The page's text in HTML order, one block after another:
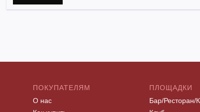
ПОКУПАТЕЛЯМ
О нас
ПЛОЩАДКИ
Бар/Ресторан/